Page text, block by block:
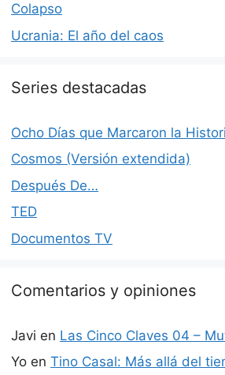
Colapso
Ucrania: El año del caos
Series destacadas
Ocho Días que Marcaron la
Cosmos (Versión extendida)
Después De…
TED
Documentos TV
Comentarios y opiniones
Javi en Las Cinco Claves 04 –
Yo en Tino Casal: Más allá del